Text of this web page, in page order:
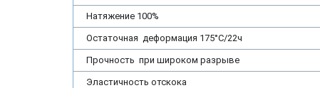
Натяжение 100%
Остаточная деформация 175°С/22ч
Прочность при широком разрыве
Эластичность отскока